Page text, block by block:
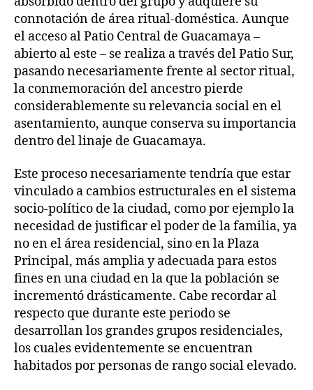
connotación de área ritual-doméstica. Aunque
el acceso al Patio Central de Guacamaya –
abierto al este – se realiza a través del Patio Sur,
pasando necesariamente frente al sector ritual,
la conmemoración del ancestro pierde
considerablemente su relevancia social en el
asentamiento, aunque conserva su importancia
dentro del linaje de Guacamaya.
Este proceso necesariamente tendría que estar
vinculado a cambios estructurales en el sistema
socio-político de la ciudad, como por ejemplo la
necesidad de justificar el poder de la familia, ya
no en el área residencial, sino en la Plaza
Principal, más amplia y adecuada para estos
fines en una ciudad en la que la población se
incrementó drásticamente. Cabe recordar al
respecto que durante este periodo se
desarrollan los grandes grupos residenciales,
los cuales evidentemente se encuentran
habitados por personas de rango social elevado.